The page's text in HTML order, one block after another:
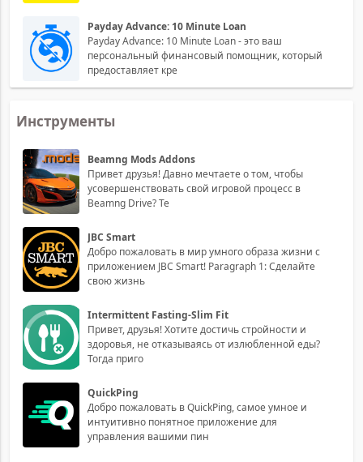
Payday Advance: 10 Minute Loan
Payday Advance: 10 Minute Loan - это ваш
персональный финансовый помощник, который
предоставляет кре
Инструменты
Beamng Mods Addons
Привет друзья! Давно мечтаете о том, чтобы
усовершенствовать свой игровой процесс в
Beamng Drive? Те
JBC Smart
Добро пожаловать в мир умного образа жизни с
приложением JBC Smart! Paragraph 1: Сделайте
свою жизнь
Intermittent Fasting-Slim Fit
Привет, друзья! Хотите достичь стройности и
здоровья, не отказываясь от излюбленной еды?
Тогда приго
QuickPing
Добро пожаловать в QuickPing, самое умное и
интуитивно понятное приложение для
управления вашими пин